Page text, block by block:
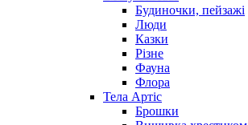
Будиночки, пейзажі
Люди
Казки
Різне
Фауна
Флора
Тела Артіс
Брошки